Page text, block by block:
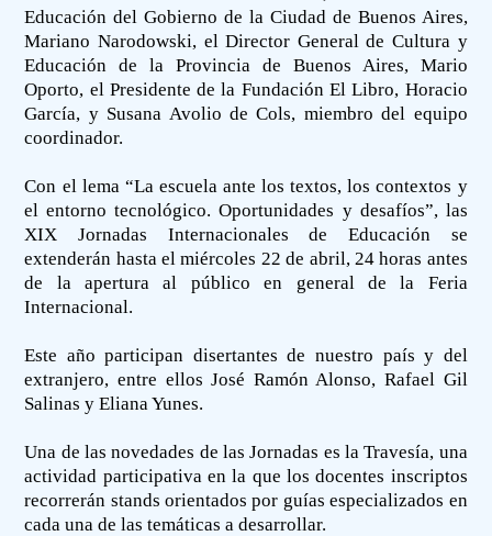
Educación del Gobierno de la Ciudad de Buenos Aires,
Mariano Narodowski, el Director General de Cultura y
Educación de la Provincia de Buenos Aires, Mario
Oporto, el Presidente de la Fundación El Libro, Horacio
García, y Susana Avolio de Cols, miembro del equipo
coordinador.
Con el lema “La escuela ante los textos, los contextos y
el entorno tecnológico. Oportunidades y desafíos”, las
XIX Jornadas Internacionales de Educación se
extenderán hasta el miércoles 22 de abril, 24 horas antes
de la apertura al público en general de la Feria
Internacional.
Este año participan disertantes de nuestro país y del
extranjero, entre ellos José Ramón Alonso, Rafael Gil
Salinas y Eliana Yunes.
Una de las novedades de las Jornadas es la Travesía, una
actividad participativa en la que los docentes inscriptos
recorrerán stands orientados por guías especializados en
cada una de las temáticas a desarrollar.